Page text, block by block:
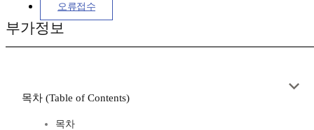
오류접수
부가정보
목차 (Table of Contents)
목차